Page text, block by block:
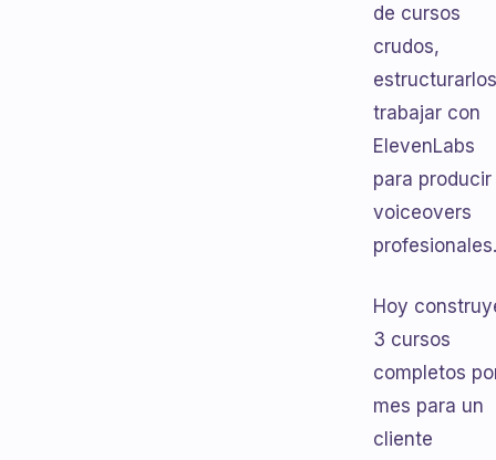
de cursos
crudos,
trabajar con
ElevenLabs
para producir
voiceovers
Hoy
3 cursos
completos
mes para un
cliente